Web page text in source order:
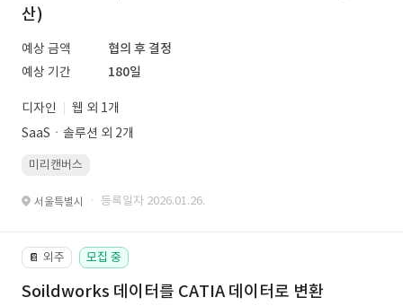
산)
예상 금액
협의 후 결정
예상 기간
180일
디자인
웹 외 1개
SaaSㆍ솔루션 외 2개
미리캔버스
서울특별시 · 등록일자 2026.01.26.
📔 외주 모집 중
Soildworks 데이터를 CATIA 데이터로 변환